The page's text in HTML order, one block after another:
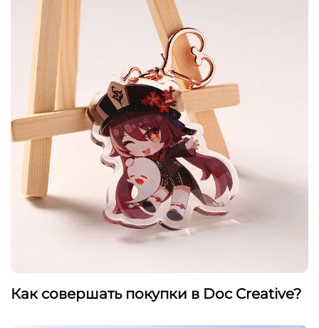
Как совершать покупки в Doc Creative?